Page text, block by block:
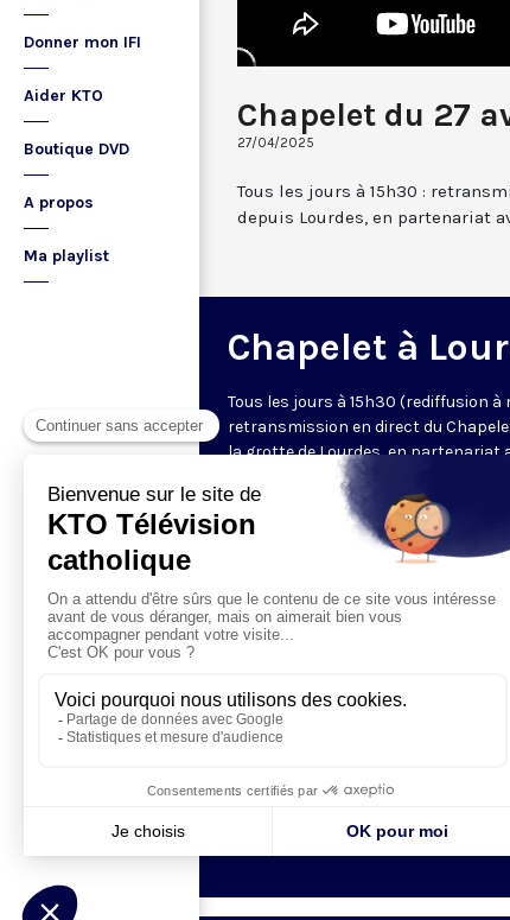
Donner mon IFI
Aider KTO
Boutique DVD
A propos
Ma playlist
Chapelet du 27
27/04/2025
Tous les jours à 15h30 :
depuis Lourdes, en partenariat
Chapelet à
Tous les jours à 15h30 (rediffusion à
retransmission en direct du
la grotte de Lourdes, en partenariat
Sanctuaires. Chaque jour, l'une des
méditations des mystères du
proposée en communion de prière
Visiter la page de l'émission